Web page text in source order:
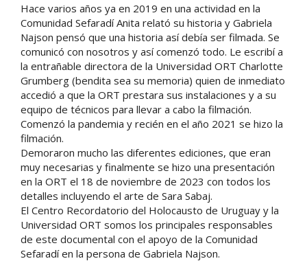
Hace varios años ya en 2019 en una actividad en la
Comunidad Sefaradí Anita relató su historia y Gabriela
Najson pensó que una historia así debía ser filmada. Se
comunicó con nosotros y así comenzó todo. Le escribí a
la entrañable directora de la Universidad ORT Charlotte
Grumberg (bendita sea su memoria) quien de inmediato
accedió a que la ORT prestara sus instalaciones y a su
equipo de técnicos para llevar a cabo la filmación.
Comenzó la pandemia y recién en el año 2021 se hizo la
filmación.
Demoraron mucho las diferentes ediciones, que eran
muy necesarias y finalmente se hizo una presentación
en la ORT el 18 de noviembre de 2023 con todos los
detalles incluyendo el arte de Sara Sabaj.
El Centro Recordatorio del Holocausto de Uruguay y la
Universidad ORT somos los principales responsables
de este documental con el apoyo de la Comunidad
Sefaradí en la persona de Gabriela Najson.